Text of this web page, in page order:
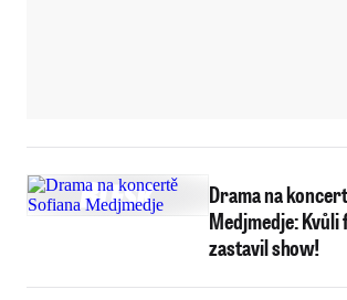
Drama na
Medjmedje:
zastavil show!